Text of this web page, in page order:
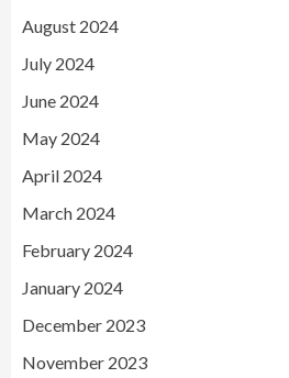
August 2024
July 2024
June 2024
May 2024
April 2024
March 2024
February 2024
January 2024
December 2023
November 2023